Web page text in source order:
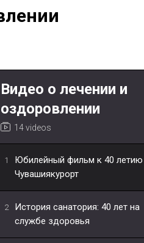
Видео о лечении и
оздоровлении
14 videos
1
Юбилейный фильм к 40 летию
Чувашиякурорт
2
История санатория: 40 лет на
службе здоровья